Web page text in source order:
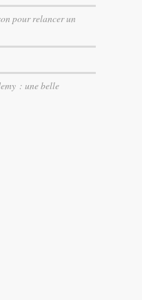
pour relancer un
: une belle